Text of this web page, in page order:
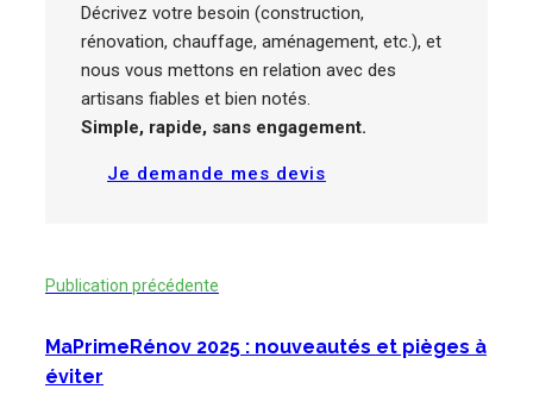
Décrivez votre besoin (construction,
rénovation, chauffage, aménagement, etc.), et
nous vous mettons en relation avec des
artisans fiables et bien notés.
Simple, rapide, sans engagement.
Je demande mes devis
Publication précédente
MaPrimeRénov 2025 : nouveautés et pièges à
éviter